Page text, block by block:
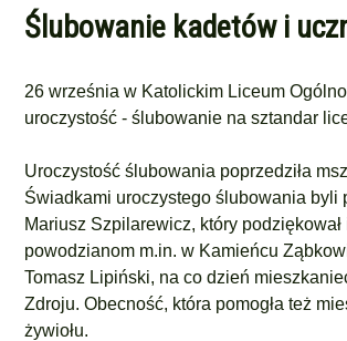
Ślubowanie kadetów i
26 września w Katolickim Liceum
uroczystość - ślubowanie na sztandar
Uroczystość ślubowania poprzedziła
Świadkami uroczystego ślubowania byli
Mariusz Szpilarewicz, który
powodzianom m.in. w Kamieńcu
Tomasz Lipiński, na co dzień
Zdroju. Obecność, która pomogła też
żywiołu.